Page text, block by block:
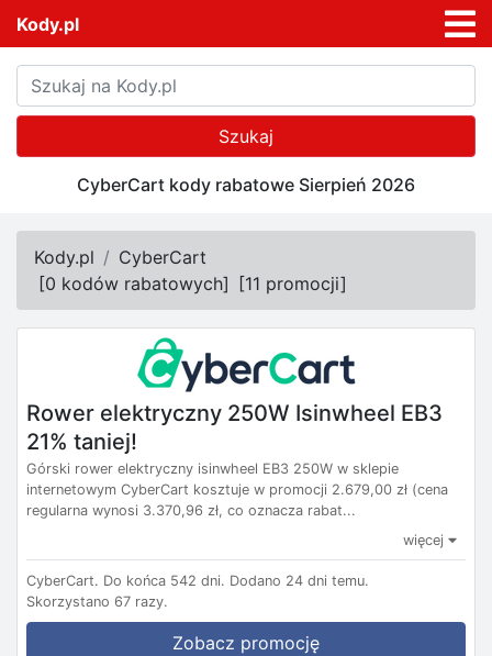
Kody.pl
Szukaj
CyberCart kody rabatowe Sierpień 2026
Kody.pl
CyberCart
[0 kodów rabatowych] [11 promocji]
Rower elektryczny 250W Isinwheel EB3
21% taniej!
Górski rower elektryczny isinwheel EB3 250W w sklepie
internetowym CyberCart kosztuje w promocji 2.679,00 zł (cena
regularna wynosi 3.370,96 zł, co oznacza rabat...
więcej
CyberCart. Do końca 542 dni. Dodano 24 dni temu.
Skorzystano 67 razy.
Zobacz promocję